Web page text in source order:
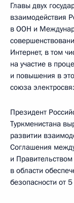
Главы двух
взаимодействия
в ООН и
Интернет, в том
на участие в
и повышения в
союза
Президент
Туркменистана
развитии
Соглашения
и Правительством
в области
безопасности от